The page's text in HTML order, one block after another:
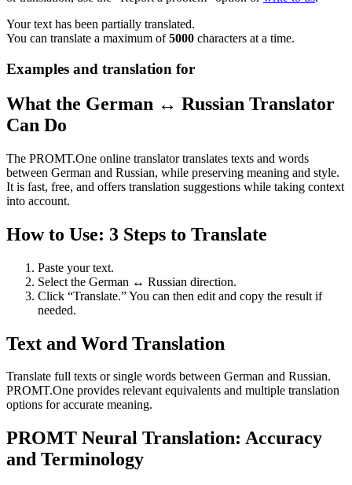
Your text has been partially translated.
You can translate a maximum of5000 characters at a time.
Examples and translation for
What the German ↔ Russian Translator
Can Do
The PROMT.One online translator translates texts and words
between German and Russian, while preserving meaning and style.
It is fast, free, and offers translation suggestions while taking context
into account.
How to Use: 3 Steps to Translate
Paste your text.
Select the German ↔ Russian direction.
Click “Translate.” You can then edit and copy the result if
needed.
Text and Word Translation
Translate full texts or single words between German and Russian.
PROMT.One provides relevant equivalents and multiple translation
options for accurate meaning.
PROMT Neural Translation: Accuracy
and Terminology